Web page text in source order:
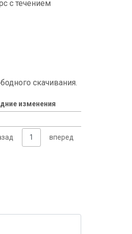
с течением
скачивания.
изменения
1 вперед